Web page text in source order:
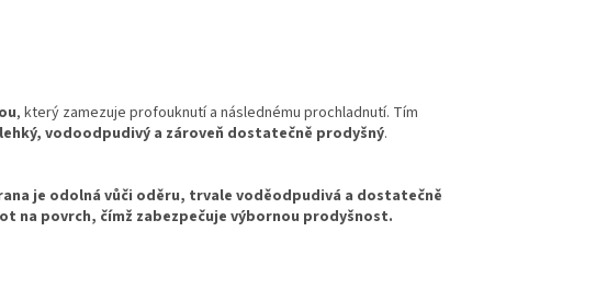
, který zamezuje profouknutí a následnému prochladnutí. Tím
vodoodpudivý a zároveň dostatečně prodyšný.
je odolná vůči oděru, trvale voděodpudivá a dostatečně
povrch, čímž zabezpečuje výbornou prodyšnost.